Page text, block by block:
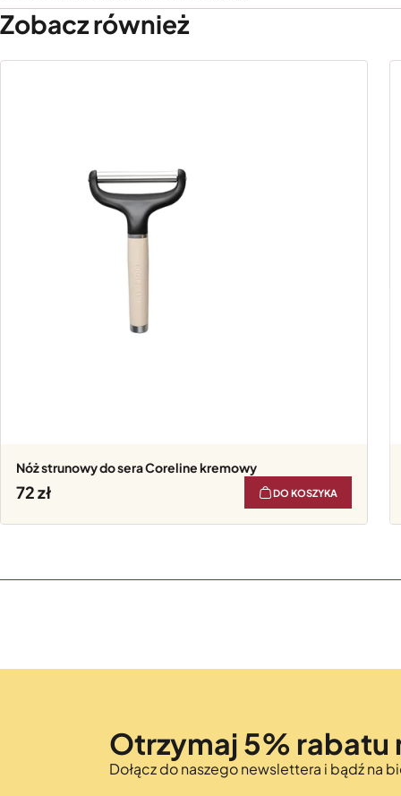
Zobacz również
Nóż strunowy do sera Coreline kremowy
72 DO KOSZYKA
Otrzymaj 5% rabatu
Dołącz do naszego newslettera i bądź na